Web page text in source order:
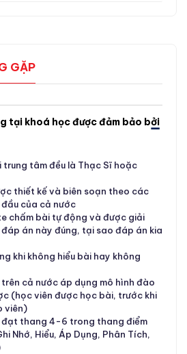
GẶP
tâm đều là Thạc Sĩ hoặc
thiết kế và biên soạn theo các
của cả nước
chấm bài tự động và được giải
án này đúng, tại sao đáp án kia
khi không hiểu bài hay không
cả nước áp dụng mô hình đào
(học viên được học bài, trước khi
viên)
đạt thang 4-6 trong thang điểm
Nhớ, Hiểu, Áp Dụng, Phân Tích,